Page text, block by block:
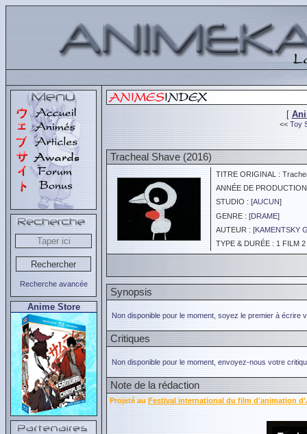
Recherche avancée
Anime Store
[
<< Toy
Tracheal Shave (2016)
TITRE ORIGINAL :
ANNÉE DE
STUDIO : [AUCUN]
GENRE : [DRAME]
AUTEUR : [KAMENTSKY
TYPE & DURÉE : 1 FILM
Synopsis
Non disponible pour le moment, soyez le premier à écrire
Critiques
Non disponible pour le moment, envoyez-nous votre
Note de la rédaction
Projeté au Festival international du film d'animation